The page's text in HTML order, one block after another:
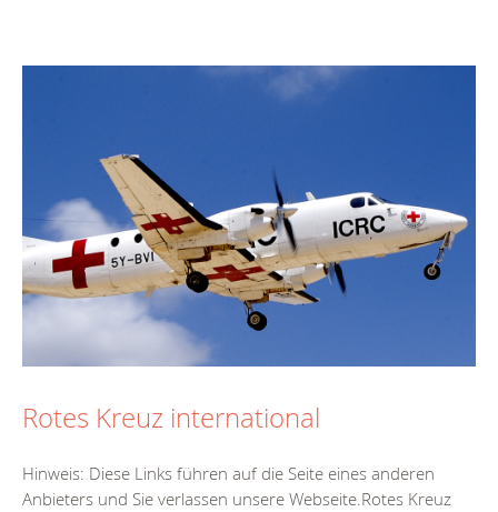
Rotes Kreuz international
Hinweis: Diese Links führen auf die Seite eines anderen
Anbieters und Sie verlassen unsere Webseite.Rotes Kreuz